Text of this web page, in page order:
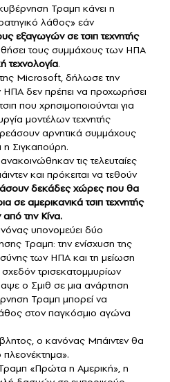
Τραμπ κάνει η
λάθος» εάν
εξαγωγών σετσιπτεχνητής
τους συμμάχους των ΗΠΑ
τεχνολογία.
Microsoft, δήλωσε την
δεν πρέπει να προχωρήσει
που χρησιμοποιούνται για
μοντέλων τεχνητής
αρνητικά συμμάχους
η Σιγκαπούρη.
τις τελευταίες
και πρόκειται να τεθούν
δεκάδες χώρες που θα
σε αμερικανικά τσιπ τεχνητής
την Κίνα.
υπονομεύει δύο
Τραμπ: την ενίσχυση της
των ΗΠΑ και τη μείωση
τρισεκατομμυρίων
ο Σμιθ σε μια ανάρτηση
Τραμπ μπορεί να
στον παγκόσμιο αγώνα
ο κανόνας Μπάιντεν θα
πλεονέκτημα».
«Πρώτα η Αμερική», η